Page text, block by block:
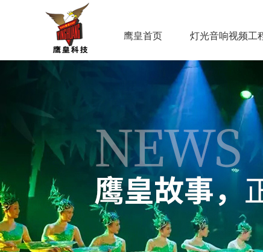
鹰皇首页 灯光音响视频工